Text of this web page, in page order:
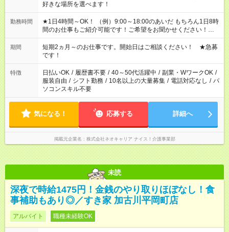
好きな場所を選べます！
勤務時間
★1日4時間～OK！ （例）9:00～18:00のあいだ もちろん1日8時
間のお仕事もご紹介可能です！ご希望をお聞かせください！★家
庭の都合でお休みが必要な場合も遠慮なくご相談ください。 ※
週最低15時間以上の勤務が必要です
期間
短期2ヵ月～のお仕事です。開始日はご相談ください！ ★急募
です！
特徴 日払いOK / 履歴書不要 / 40～50代活躍中 / 副業・WワークOK /
服装自由 / シフト勤務 / 10名以上の大量募集 / 電話対応なし / パ
ソコンスキル不要
気になる！ 応募する 詳細へ
掲載元企業名 株式会社ネオキャリア ナイス！介護事業部
未読
深夜で時給1475円！金銭のやり取りほぼなし！食
事補助もあり◎／すき家 加古川平岡町店
アルバイト 職種未経験OK